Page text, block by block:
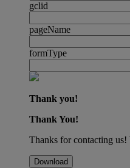
gclid
pageName
formType
Thank you!
Thank You!
Thanks for contacting us!
Download